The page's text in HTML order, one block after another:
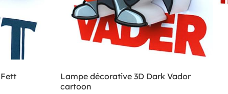
Lampe décorative 3D Dark Vador
cartoon